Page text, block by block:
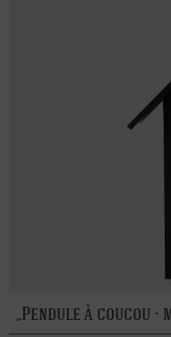
Pendule à coucou -